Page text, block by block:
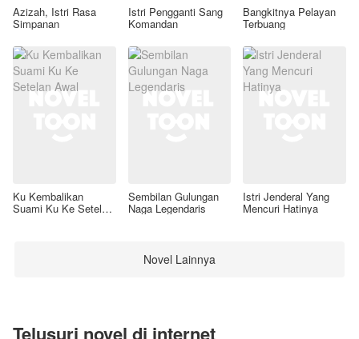
Azizah, Istri Rasa
Simpanan
Istri Pengganti Sang
Komandan
Bangkitnya Pelayan
Terbuang
Ku Kembalikan
Suami Ku Ke Setelan
Sembilan Gulungan
Naga Legendaris
Istri Jenderal Yang
Mencuri Hatinya
Novel Lainnya
Telusuri novel di internet